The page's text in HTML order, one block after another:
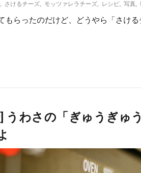
さけるチーズ モッツァレラチーズ レシピ 写真
もらったのだけど、どうやら「さけ
うわさの「ぎゅうぎゅ